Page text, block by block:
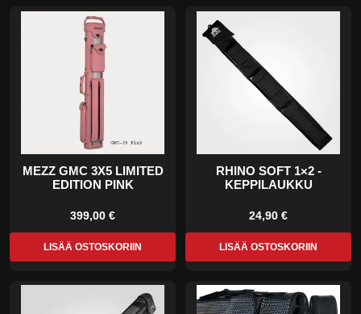
MEZZ GMC 3X5 LIMITED
EDITION PINK
399,00 €
LISÄÄ OSTOSKORIIN
RHINO SOFT 1×2 -
KEPPILAUKKU
24,90 €
LISÄÄ OSTOSKORIIN